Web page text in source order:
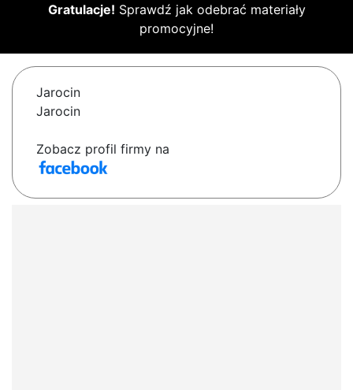
Gratulacje! Sprawdź jak odebrać materiały
promocyjne!
Jarocin
Jarocin
Zobacz profil firmy na